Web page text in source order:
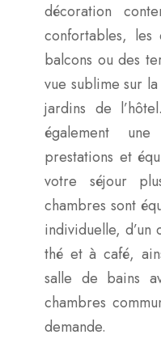
décoration
confortables, les
balcons ou des
vue sublime sur
jardins de
également
prestations et
votre séjour
chambres sont
individuelle, d’un
thé et à café,
salle de bains
chambres
demande.